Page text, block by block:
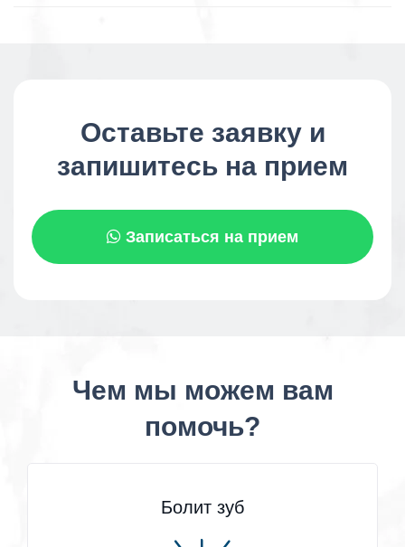
Оставьте заявку и
запишитесь на прием
Записаться на прием
Чем мы можем вам
помочь?
Болит зуб